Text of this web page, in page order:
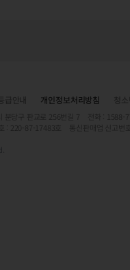
개인정보처리방침